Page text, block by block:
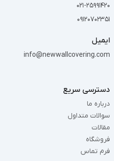
021-25991420
09120702351
ایمیل
info@newwallcovering.com
دسترسی سریع
درباره ما
سوالات متداول
مقالات
فروشگاه
فرم تماس